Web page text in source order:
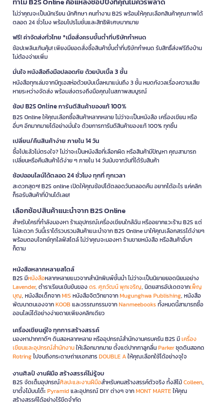
ไม่ว่าคุณจะเป็นนักเรียน นักศึกษา คนทำงาน B2S พร้อมให้คุณเลือกสินค้าคุณภาพได้
ตลอด 24 ชั่วโมง พร้อมโปรโมชั่นและสิทธิพิเศษมากมาย
ฟรี! ค่าจัดส่งทั่วไทย *เมื่อสั่งครบขั้นต่ำที่บริษัทกำหนด
ช้อปเพลินเกินคุ้ม! เพียงมียอดสั่งซื้อสินค้าขั้นต่ำที่บริษัทกำหนด รับสิทธิ์ส่งฟรีถึงบ้าน
ไม่ต้องจ่ายเพิ่ม
มั่นใจ หนังสือถึงมือปลอดภัย ด้วยบับเบิ้ล 3 ชั้น
หนังสือทุกเล่มจากบีทูเอสห่อด้วยบับเบิ้ลหนาแน่นถึง 3 ชั้น หมดกังวลเรื่องความเสีย
หายระหว่างจัดส่ง พร้อมส่งตรงถึงมือคุณในสภาพสมบูรณ์
ช้อป B2S Online การันตีสินค้าของแท้ 100%
B2S Online ให้คุณเลือกซื้อสินค้าหลากหลาย ไม่ว่าจะเป็นหนังสือ เครื่องเขียน หรือ
อื่นๆ อีกมากมายได้อย่างมั่นใจ ด้วยการการันตีสินค้าของแท้ 100% ทุกชิ้น
เปลี่ยน/คืนสินค้าง่าย ภายใน 14 วัน
ซื้อไปแล้วไม่ตรงใจ? ไม่ว่าจะเป็นหนังสือที่เลือกผิด หรือสินค้ามีปัญหา คุณสามารถ
เปลี่ยนหรือคืนสินค้าได้ง่าย ๆ ภายใน 14 วันนับจากวันที่ได้รับสินค้า
ช้อปออนไลน์ได้ตลอด 24 ชั่วโมง ทุกที่ ทุกเวลา
สะดวกสุดๆ! B2S online เปิดให้คุณช้อปได้ตลอดวันตลอดคืน อยากได้อะไร แค่คลิก
ก็รอรับสินค้าที่บ้านได้เลย!
เลือกช้อปสินค้าแนะนำจาก B2S Online
สำหรับใครที่กำลังมองหา ร้านอุปกรณ์เครื่องเขียนใกล้ฉัน หรืออยากแวะร้าน B2S แต่
ไม่สะดวก วันนี้เราได้รวบรวมสินค้าแนะนำจาก B2S Online มาให้คุณเลือกสรรได้ง่ายๆ
พร้อมตอบโจทย์ทุกไลฟ์สไตล์ ไม่ว่าคุณจะมองหา ร้านขายหนังสือ หรือสินค้าอื่นๆ
ก็ตาม
หนังสือหลากหลายสไตล์
B2S มีหนังสือหลากหลายแนวจากสำนักพิมพ์ชั้นนำ ไม่ว่าจะเป็นนิยายยอดนิยมอย่าง
Lavender, ตำราเรียนเข้มข้นของดร. ศุภวัฒน์ พุกเจริญ, นิตยสารอัปเดตจากเพ็ญ
บุญ, หนังสือเด็กจากMIS หนังสือจิตวิทยาจากMugunghwa Publishing, หนังสือ
พัฒนาตนเองจากKOOB และวรรณกรรมจากNanmeebooks ทั้งหมดนี้สามารถซื้อ
ออนไลน์ได้อย่างง่ายดายเพียงคลิกเดียว
เครื่องเขียนคู่ใจ ทุกการสร้างสรรค์
มองหาปากกาดีๆ ดินสอหลากหลาย หรืออุปกรณ์สำนักงานครบครัน B2S มีเครื่อง
เขียนและอุปกรณ์สำนักงานให้เลือกมากมาย ตั้งแต่ปากกาลูกลื่นParkerชุดดินสอกด
Rotringไปจนถึงกระดาษถ่ายเอกสารDOUBLE Aให้คุณเลือกใช้ได้อย่างจุใจ
งานศิลป์ งานฝีมือ สร้างสรรค์ไม่รู้จบ
B2S จัดเต็มอุปกรณ์ศิลปะและงานฝีมือสำหรับคนสร้างสรรค์ตัวจริง ทั้งสีไม้Colleen,
ขาตั้งไม้บนโต๊ะPyramidและอุปกรณ์ DIY ต่างๆ จากMONT MARTEให้คุณ
สร้างสรรค์ได้อย่างไร้ขีดจำกัด